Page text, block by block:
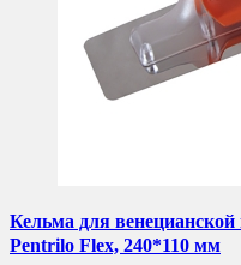
Кельма для
Pentrilo Flex, 240*110 мм